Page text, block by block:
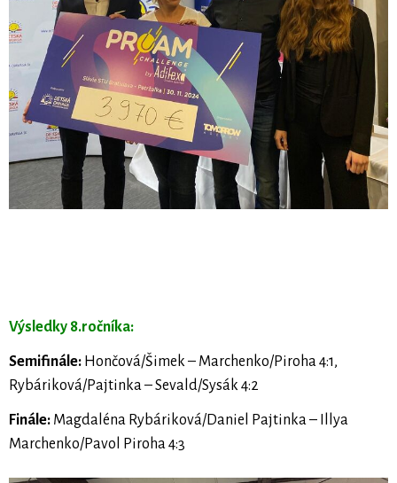
Výsledky 8.ročníka:
Semifinále: Hončová/Šimek – Marchenko/Piroha 4:1,
Rybáriková/Pajtinka – Sevald/Sysák 4:2
Finále: Magdaléna Rybáriková/Daniel Pajtinka – Illya
Marchenko/Pavol Piroha 4:3